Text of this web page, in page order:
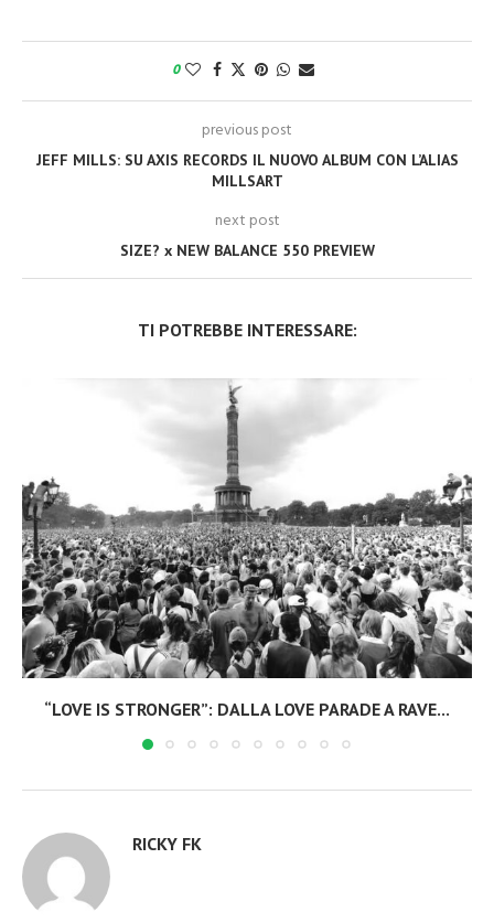
0
previous post
JEFF MILLS: SU AXIS RECORDS IL NUOVO ALBUM CON L’ALIAS
MILLSART
next post
SIZE? x NEW BALANCE 550 PREVIEW
TI POTREBBE INTERESSARE:
“LOVE IS STRONGER”: DALLA LOVE PARADE A RAVE...
RICKY FK